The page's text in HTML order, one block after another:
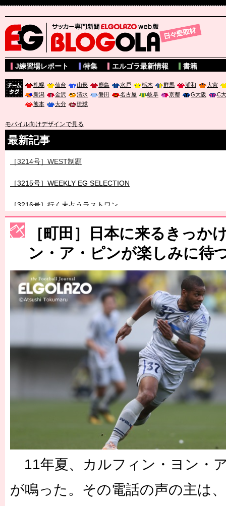
サッカー専門新聞ELGOLAZO web版 BLOGOLA
J練習場レポート 特集 エルゴラ最新情報 書籍
札幌 仙台 山形 鹿島 水戸 栃木 群馬 浦和
大宮
新潟
金沢 清水 磐田 名古屋 岐阜 京都 G大阪
C
熊本
大分 琉球
モバイル向けデザインで見る
最新記事
［3214号］WEST制覇
［3215号］WEEKLY EG SELECTION
［3216号］行く末占うラストワン
［3217号］最高の景色へ出国
［3218号］WEEKLY EG SELECTION
［3219号］特別な覇者へ 大逆転か連破か
［3220号］伝説の王者、黄金のシャーレ
［3230号］世界一への夢は終わらない
［町田］日本に来るきっか
ン・ア・ピンが楽しみに待
11年夏、カルフィン・ヨン・
が鳴った。その電話の声の主は